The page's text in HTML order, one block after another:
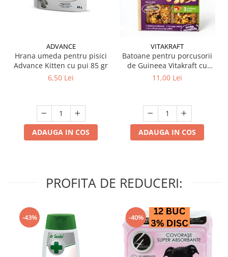
ADVANCE
Hrana umeda pentru pisici
Advance Kitten cu pui 85 gr
6,50 Lei
ADAUGA IN COS
VITAKRAFT
Batoane pentru porcusorii
de Guineea Vitakraft cu
struguri & nuci 2 buc
11,00 Lei
ADAUGA IN COS
PROFITA DE REDUCERI:
-43% -40%